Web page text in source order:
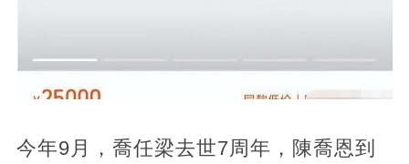
今年9月，喬任梁去世7周年，陳喬恩到